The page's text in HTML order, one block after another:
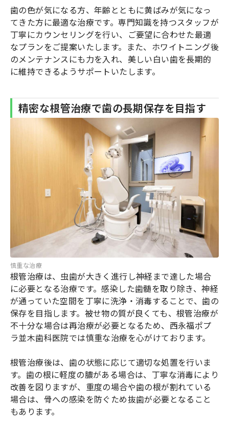
歯の色が気になる方、年齢とともに黄ばみが気になっ
てきた方に最適な治療です。専門知識を持つスタッフが
丁寧にカウンセリングを行い、ご要望に合わせた最適
なプランをご提案いたします。また、ホワイトニング後
のメンテナンスにも力を入れ、美しい白い歯を長期的
に維持できるようサポートいたします。
精密な根管治療で歯の長期保存を目指す
慎重な治療
根管治療は、虫歯が大きく進行し神経まで達した場合
に必要となる治療です。感染した歯髄を取り除き、神経
が通っていた空間を丁寧に洗浄・消毒することで、歯の
保存を目指します。被せ物の質が良くても、根管治療が
不十分な場合は再治療が必要となるため、西永福ポプ
ラ並木歯科医院では慎重な治療を心がけております。
根管治療後は、歯の状態に応じて適切な処置を行いま
す。歯の根に軽度の膿がある場合は、丁寧な消毒により
改善を図りますが、重度の場合や歯の根が割れている
場合は、骨への感染を防ぐため抜歯が必要となること
もあります。